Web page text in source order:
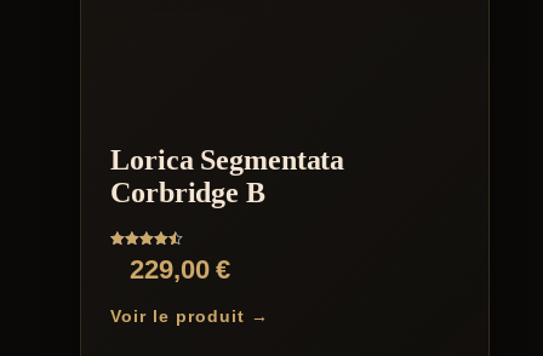
Lorica Segmentata
Corbridge B
Note
4.50229,00€
Voir le produit →